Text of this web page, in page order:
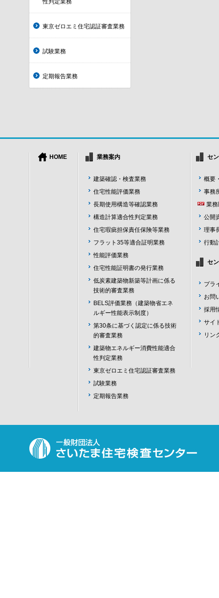
東京ゼロエミ住宅認証審査業務
試験業務
定期報告業務
HOME 業務案内
建築確認・検査業務
住宅性能評価業務
長期使用構造等確認業務
構造計算適合性判定業務
住宅瑕疵担保責任保険等業務
フラット35等適合証明業務
性能評価業務
住宅性能証明書の発行業務
低炭素建築物新築等計画に係る
技術的審査業務
BELS評価業務（建築物省エネ
ルギー性能表示制度）
第30条に基づく認定に係る技術
的審査業務
建築物エネルギー消費性能適合
性判定業務
東京ゼロエミ住宅認証審査業務
試験業務
定期報告業務
セ
概要
事務
業
公開
理事
行動
セ
プラ
お問
採用
サイ
リン